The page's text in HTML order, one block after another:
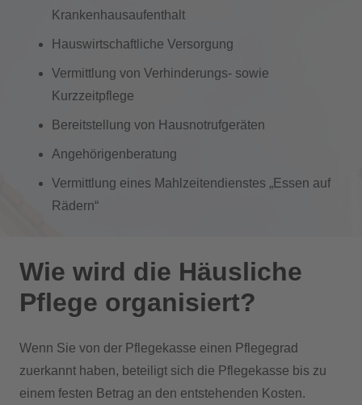
Krankenhausaufenthalt
Hauswirtschaftliche Versorgung
Vermittlung von Verhinderungs- sowie
Kurzzeitpflege
Bereitstellung von Hausnotrufgeräten
Angehörigenberatung
Vermittlung eines Mahlzeitendienstes „Essen auf
Rädern“
Wie wird die Häusliche
Pflege organisiert?
Wenn Sie von der Pflegekasse einen Pflegegrad
zuerkannt haben, beteiligt sich die Pflegekasse bis zu
einem festen Betrag an den entstehenden Kosten.